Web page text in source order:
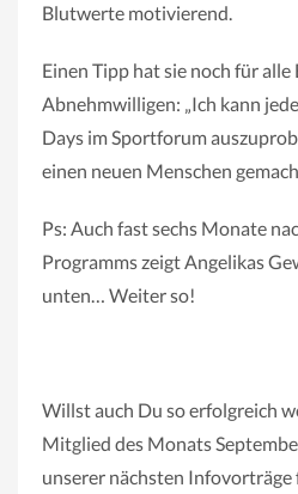
Blutwerte motivierend.
Einen Tipp hat sie noch für
Abnehmwilligen: „Ich kann
Days im Sportforum
einen neuen Menschen
Ps: Auch fast sechs Monate
Programms zeigt Angelikas
unten… Weiter so!
Willst auch Du so erfolgreich
Mitglied des Monats
unserer nächsten